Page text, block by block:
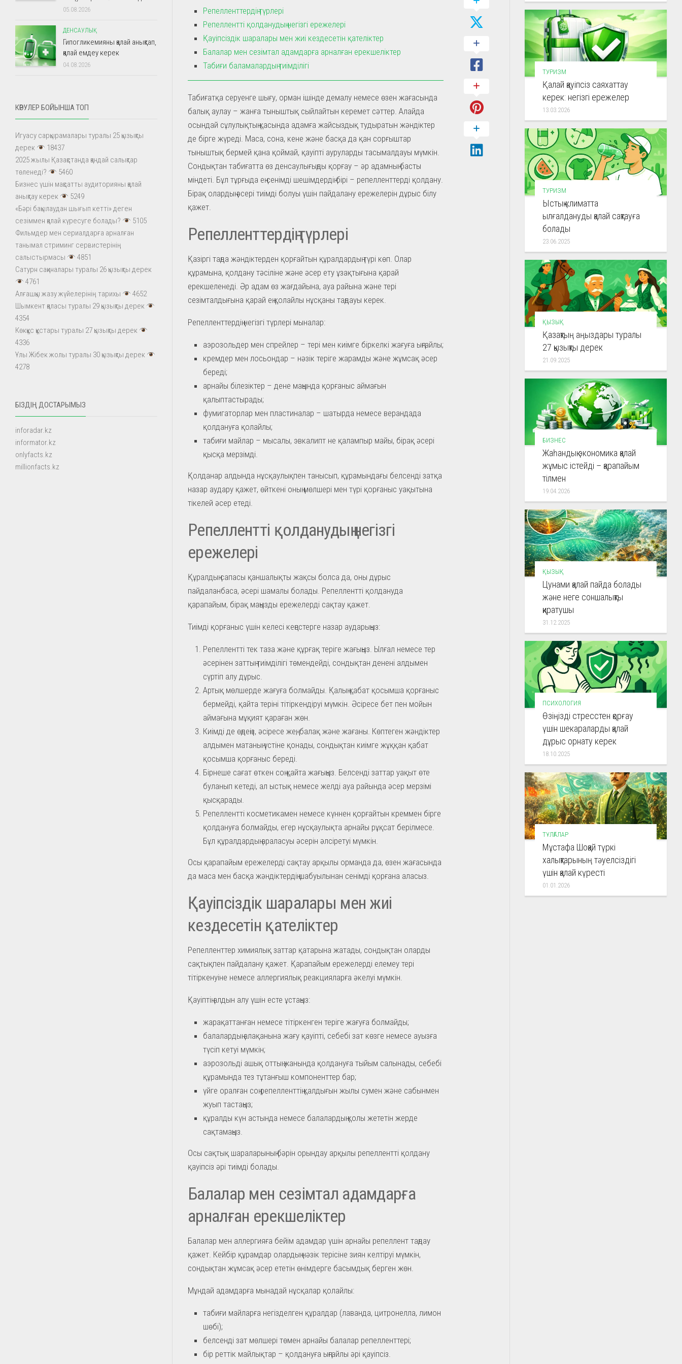
Репелленттердің түрлері
Репеллентті қолданудың негізгі ережелері
Қауіпсіздік шаралары мен жиі кездесетін қателіктер
Балалар мен сезімтал адамдарға арналған ерекшеліктер
Табиғи баламалардың тиімділігі
Табиғатқа серуенге шығу, орман ішінде демалу немесе өзен жағасында
балық аулау – жанға тыныштық сыйлайтын керемет сәттер. Алайда
осындай сұлулықтың қасында адамға жайсыздық тудыратын жәндіктер
де бірге жүреді. Маса, сона, кене және басқа да қан сорғыштар
тыныштық бермей қана қоймай, қауіпті ауруларды тасымалдауы мүмкін.
Сондықтан табиғатта өз денсаулығыңды қорғау – әр адамның басты
міндеті. Бұл тұрғыда ең сенімді шешімдердің бірі – репелленттерді қолдану.
Бірақ олардың әсері тиімді болуы үшін пайдалану ережелерін дұрыс білу
қажет.
Репелленттердің түрлері
Қазіргі таңда жәндіктерден қорғайтын құралдардың түрі көп. Олар
құрамына, қолдану тәсіліне және әсер ету ұзақтығына қарай
ерекшеленеді. Әр адам өз жағдайына, ауа райына және тері
сезімталдығына қарай ең қолайлы нұсқаны таңдауы керек.
Репелленттердің негізгі түрлері мыналар:
аэрозольдер мен спрейлер – тері мен киімге біркелкі жағуға ыңғайлы;
кремдер мен лосьондар – нәзік теріге жарамды және жұмсақ әсер
береді;
арнайы білезіктер – дене маңында қорғаныс аймағын
қалыптастырады;
фумигаторлар мен пластиналар – шатырда немесе верандада
қолдануға қолайлы;
табиғи майлар – мысалы, эвкалипт не қалампыр майы, бірақ әсері
қысқа мерзімді.
Қолданар алдында нұсқаулықпен танысып, құрамындағы белсенді затқа
назар аудару қажет, өйткені оның мөлшері мен түрі қорғаныс уақытына
тікелей әсер етеді.
Репеллентті қолданудың негізгі
ережелері
Құралдың сапасы қаншалықты жақсы болса да, оны дұрыс
пайдаланбаса, әсері шамалы болады. Репеллентті қолдануда
қарапайым, бірақ маңызды ережелерді сақтау қажет.
Тиімді қорғаныс үшін келесі кеңестерге назар аударыңыз:
Репеллентті тек таза және құрғақ теріге жағыңыз. Ылғал немесе тер
әсерінен заттың тиімділігі төмендейді, сондықтан денені алдымен
сүртіп алу дұрыс.
Артық мөлшерде жағуға болмайды. Қалың қабат қосымша қорғаныс
бермейді, қайта теріні тітіркендіруі мүмкін. Әсіресе бет пен мойын
аймағына мұқият қараған жөн.
Киімді де өңдеңіз, әсіресе жең, балақ және жағаны. Көптеген жәндіктер
алдымен матаның үстіне қонады, сондықтан киімге жұққан қабат
қосымша қорғаныс береді.
Бірнеше сағат өткен соң қайта жағыңыз. Белсенді заттар уақыт өте
буланып кетеді, ал ыстық немесе желді ауа райында әсер мерзімі
қысқарады.
Репеллентті косметикамен немесе күннен қорғайтын креммен бірге
қолдануға болмайды, егер нұсқаулықта арнайы рұқсат берілмесе.
Бұл құралдардың араласуы әсерін әлсіретуі мүмкін.
Осы қарапайым ережелерді сақтау арқылы орманда да, өзен жағасында
да маса мен басқа жәндіктердің шабуылынан сенімді қорғана аласыз.
Қауіпсіздік шаралары мен жиі
кездесетін қателіктер
Репелленттер химиялық заттар қатарына жатады, сондықтан оларды
сақтықпен пайдалану қажет. Қарапайым ережелерді елемеу тері
тітіркенуіне немесе аллергиялық реакцияларға әкелуі мүмкін.
Қауіптің алдын алу үшін есте ұстаңыз:
жарақаттанған немесе тітіркенген теріге жағуға болмайды;
балалардың алақанына жағу қауіпті, себебі зат көзге немесе ауызға
түсіп кетуі мүмкін;
аэрозольді ашық оттың жанында қолдануға тыйым салынады, себебі
құрамында тез тұтанғыш компоненттер бар;
үйге оралған соң репелленттің қалдығын жылы сумен және сабынмен
жуып тастаңыз;
құралды күн астында немесе балалардың қолы жететін жерде
сақтамаңыз.
Осы сақтық шараларының бәрін орындау арқылы репеллентті қолдану
қауіпсіз әрі тиімді болады.
Балалар мен сезімтал адамдарға
арналған ерекшеліктер
Балалар мен аллергияға бейім адамдар үшін арнайы репеллент таңдау
қажет. Кейбір құрамдар олардың нәзік терісіне зиян келтіруі мүмкін,
сондықтан жұмсақ әсер ететін өнімдерге басымдық берген жөн.
Мұндай адамдарға мынадай нұсқалар қолайлы:
табиғи майларға негізделген құралдар (лаванда, цитронелла, лимон
шөбі);
белсенді зат мөлшері төмен арнайы балалар репелленттері;
бір реттік майлықтар – қолдануға ыңғайлы әрі қауіпсіз.
05.08.2026
ДЕНСАУЛЫҚ
Гипогликемияны қалай анықтап,
қалай емдеу керек
04.08.2026
КӨРУЛЕР БОЙЫНША ТОП
Игуасу сарқырамалары туралы 25 қызықты
дерек
18437
2025 жылы Қазақстанда қандай салықтар
төленеді?
5460
Бизнес үшін мақсатты аудиторияны қалай
анықтау керек
5249
«Бәрі бақылаудан шығып кетті» деген
сезіммен қалай күресуге болады?
5105
Фильмдер мен сериалдарға арналған
танымал стриминг сервистерінің
салыстырмасы
4851
Сатурн сақиналары туралы 26 қызықты дерек
4761
Алғашқы жазу жүйелерінің тарихы
4652
Шымкент қаласы туралы 29 қызықты дерек
4354
Көкқұс құстары туралы 27 қызықты дерек
4336
Ұлы Жібек жолы туралы 30 қызықты дерек
4278
БІЗДІҢ ДОСТАРЫМЫЗ
inforadar.kz
informator.kz
onlyfacts.kz
millionfacts.kz
ТУРИЗМ
Қалай қауіпсіз саяхаттау
керек: негізгі ережелер
13.03.2026
ТУРИЗМ
Ыстық климатта
ылғалдануды қалай сақтауға
болады
23.06.2025
ҚЫЗЫҚ
Қазақтың аңыздары туралы
27 қызықты дерек
21.09.2025
БИЗНЕС
Жаһандық экономика қалай
жұмыс істейді – қарапайым
тілмен
19.04.2026
ҚЫЗЫҚ
Цунами қалай пайда болады
және неге соншалықты
қиратушы
31.12.2025
ПСИХОЛОГИЯ
Өзіңізді стресстен қорғау
үшін шекараларды қалай
дұрыс орнату керек
18.10.2025
ТҰЛҒАЛАР
Мұстафа Шоқай түркі
халықтарының тәуелсіздігі
үшін қалай күресті
01.01.2026